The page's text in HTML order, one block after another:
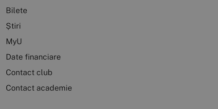
Bilete
Știri
MyU
Date financiare
Contact club
Contact academie